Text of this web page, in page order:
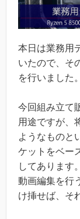
本日は業務用
いたので、そ
を行いました。
今回組み立て
用途ですが、
ようなものと
ケットをベー
してあります。
動画編集を行
け挿せば、そ